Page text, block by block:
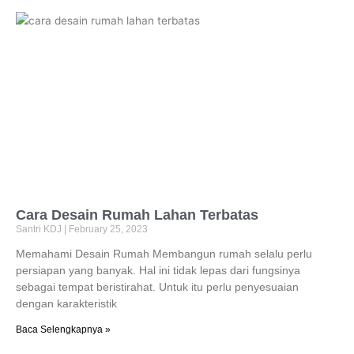
Cara Desain Rumah Lahan Terbatas
Santri KDJ February 25, 2023
Memahami Desain Rumah Membangun rumah selalu perlu
persiapan yang banyak. Hal ini tidak lepas dari fungsinya
sebagai tempat beristirahat. Untuk itu perlu penyesuaian
dengan karakteristik
Baca Selengkapnya »